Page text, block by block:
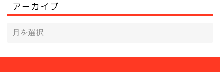
アーカイブ